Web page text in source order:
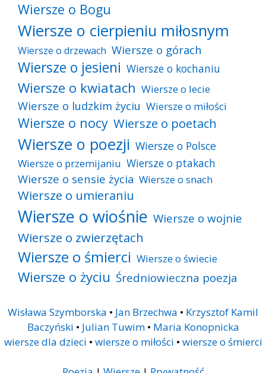
Wiersze o Bogu
Wiersze o cierpieniu miłosnym
Wiersze o drzewach Wiersze o górach
Wiersze o jesieni Wiersze o kochaniu
Wiersze o kwiatach Wiersze o lecie
Wiersze o ludzkim życiu Wiersze o miłości
Wiersze o nocy Wiersze o poetach
Wiersze o poezji Wiersze o Polsce
Wiersze o przemijaniu Wiersze o ptakach
Wiersze o sensie życia Wiersze o snach
Wiersze o umieraniu
Wiersze o wiośnie Wiersze o wojnie
Wiersze o zwierzętach
Wiersze o śmierci Wiersze o świecie
Wiersze o życiu Średniowieczna poezja
Wisława Szymborska • Jan Brzechwa • Krzysztof Kamil
Baczyński • Julian Tuwim• Maria Konopnicka
wiersze dla dzieci • wiersze o miłości • wiersze o śmierci